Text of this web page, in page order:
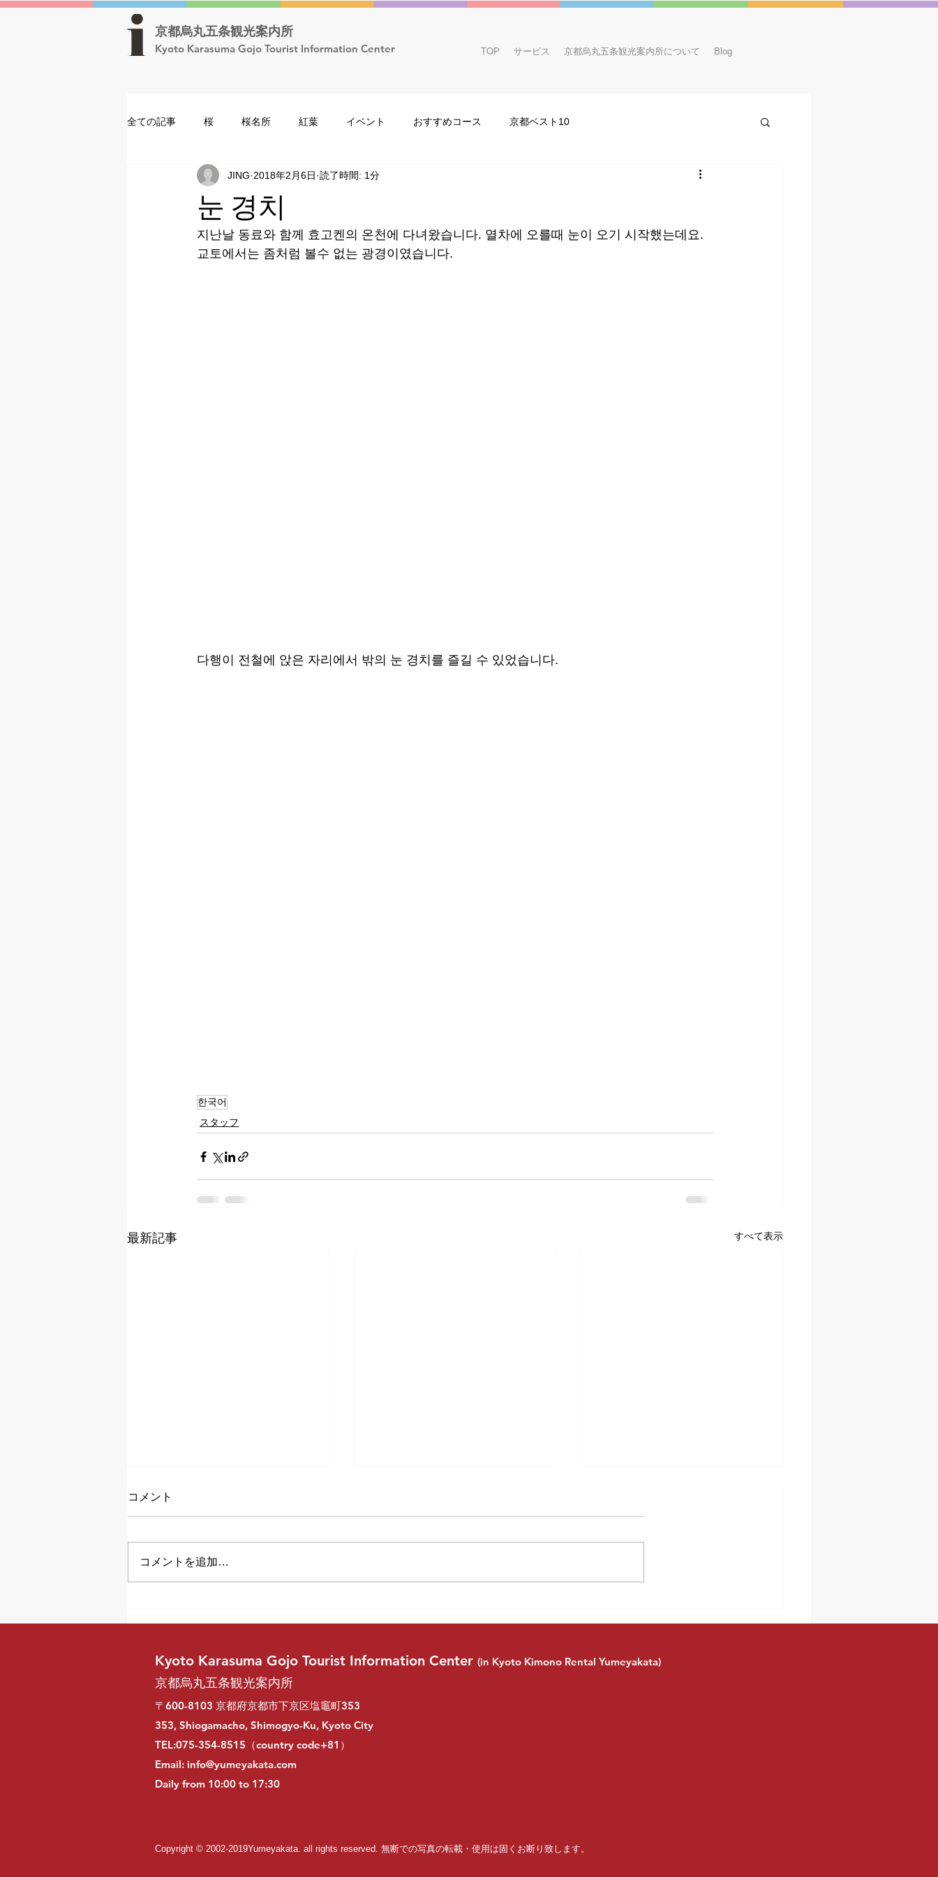
京都烏丸五条観光案内所
Kyoto Karasuma Gojo Tourist Information Center TOP サービス 京都烏丸五条観光案内所について Blog
全ての記事 桜 桜名所 紅葉 イベント おすすめコース 京都ベスト10
元舞妓紅子の「知っといやすか？」 スタッフ
元舞妓紅子の「知っといやすか？」 イベント スタッフ 京都観光 おすすめ店＆情報
눈 경치
JING 2018年2月6日 読了時間: 1分
지난날 동료와 함께 효고켄의 온천에 다녀왔습니다. 열차에 오를때 눈이 오기 시작했는데요.
교토에서는 좀처럼 볼수 없는 광경이였습니다.
다행이 전철에 앉은 자리에서 밖의 눈 경치를 즐길 수 있었습니다.
한국어
スタッフ
最新記事 すべて表示
의 반짝임
Shimogamo Shrine Light Up Event
コメント
コメントを追加…
Kyoto Karasuma Gojo Tourist Information Center (in Kyoto Kimono Rental Yumeyakata)
京都烏丸五条観光案内所
〒600-8103 京都府京都市下京区塩竈町353
353, Shiogamacho, Shimogyo-Ku, Kyoto City
TEL:075-354-8515（country code+81）
Email: info@yumeyakata.com
Daily from 10:00 to 17:30
Copyright © 2002-2019Yumeyakata. all rights reserved. 無断での写真の転載・使用は固くお断り致します。